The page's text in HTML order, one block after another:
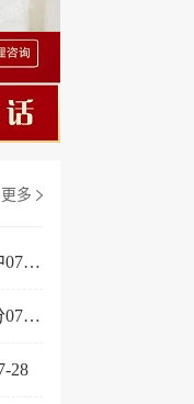
更多
吉林长春精神分裂症专科医院「中07-28
长春中山医院精神科：吉林精神分07-28
28